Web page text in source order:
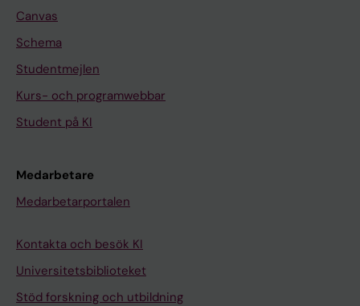
Canvas
Schema
Studentmejlen
Kurs- och programwebbar
Student på KI
Medarbetare
Medarbetarportalen
Kontakta och besök KI
Universitetsbiblioteket
Stöd forskning och utbildning